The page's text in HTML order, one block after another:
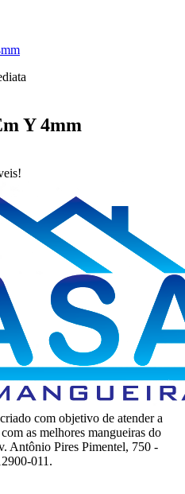
Y 4mm
com objetivo de atender a
as melhores mangueiras do
Antônio Pires Pimentel, 750 -
011.